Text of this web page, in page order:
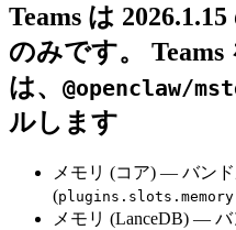
Teams は
のみです。
は、 @openclaw/
ルします
メモリ (コア) — バン
(plugins.slots.memory
メモリ (LanceDB) —